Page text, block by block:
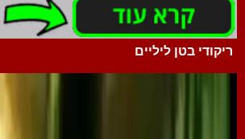
ריקודי בטן ליליים